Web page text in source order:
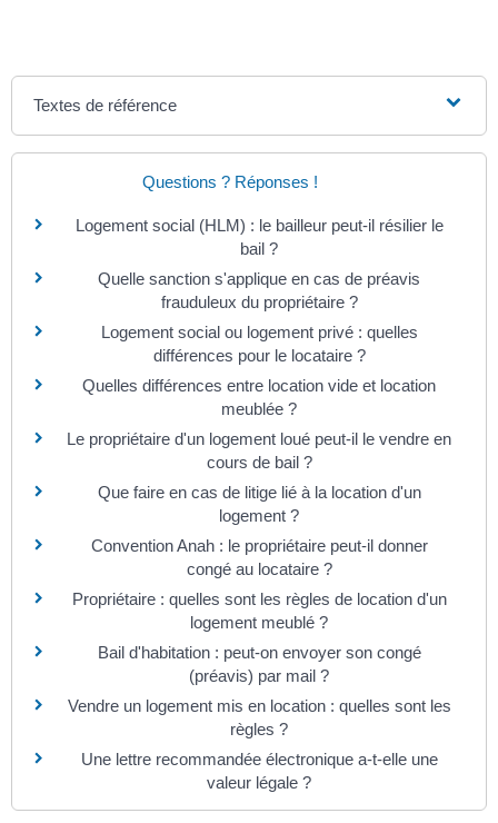
Textes de référence
Questions ? Réponses !
Logement social (HLM) : le bailleur peut-il résilier le
bail ?
Quelle sanction s'applique en cas de préavis
frauduleux du propriétaire ?
Logement social ou logement privé : quelles
différences pour le locataire ?
Quelles différences entre location vide et location
meublée ?
Le propriétaire d'un logement loué peut-il le vendre en
cours de bail ?
Que faire en cas de litige lié à la location d'un
logement ?
Convention Anah : le propriétaire peut-il donner
congé au locataire ?
Propriétaire : quelles sont les règles de location d'un
logement meublé ?
Bail d'habitation : peut-on envoyer son congé
(préavis) par mail ?
Vendre un logement mis en location : quelles sont les
règles ?
Une lettre recommandée électronique a-t-elle une
valeur légale ?